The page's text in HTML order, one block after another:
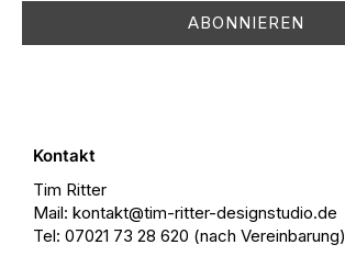
Kontakt
Tim Ritter
Mail: kontakt@tim-ritter-designstudio.de
Tel: 07021 73 28 620 (nach Vereinbarung)